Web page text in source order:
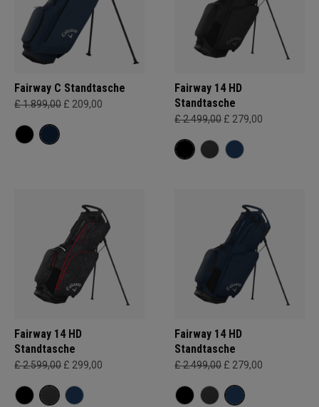
Fairway C Standtasche
£ 1.899,00 £ 209,00
Fairway 14 HD
Standtasche
£ 2.499,00 £ 279,00
Fairway 14 HD
Standtasche
£ 2.599,00 £ 299,00
Fairway 14 HD
Standtasche
£ 2.499,00 £ 279,00